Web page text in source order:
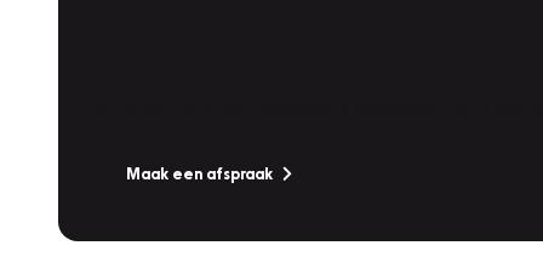
Maak een afspraak